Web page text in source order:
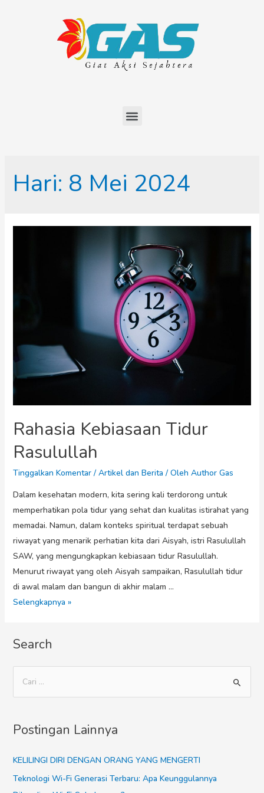
Hari: 8 Mei 2024
Rahasia Kebiasaan Tidur
Rasulullah
Tinggalkan Komentar / Artikel dan Berita / Oleh Author Gas
Dalam kesehatan modern, kita sering kali terdorong untuk
memperhatikan pola tidur yang sehat dan kualitas istirahat yang
memadai. Namun, dalam konteks spiritual terdapat sebuah
riwayat yang menarik perhatian kita dari Aisyah, istri Rasulullah
SAW, yang mengungkapkan kebiasaan tidur Rasulullah.
Menurut riwayat yang oleh Aisyah sampaikan, Rasulullah tidur
di awal malam dan bangun di akhir malam …
Selengkapnya »
Search
Postingan Lainnya
KELILINGI DIRI DENGAN ORANG YANG MENGERTI
Teknologi Wi-Fi Generasi Terbaru: Apa Keunggulannya